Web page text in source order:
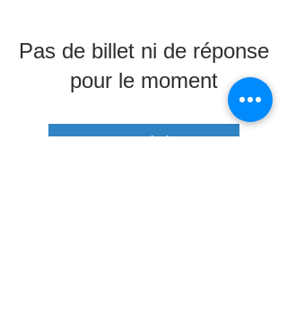
Pas de billet ni de réponse
pour le moment